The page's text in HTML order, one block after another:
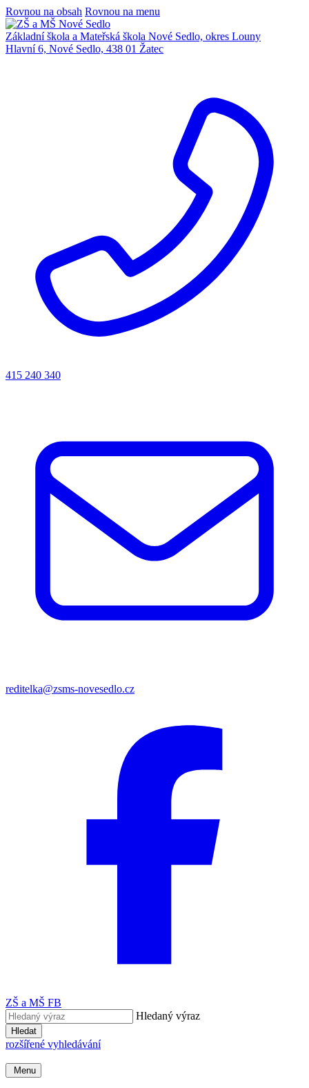
Rovnou na obsah Rovnou na menu
Základní škola a Mateřská škola Nové Sedlo, okres Louny
Hlavní 6, Nové Sedlo, 438 01 Žatec
415 240 340
reditelka@zsms-novesedlo.cz
ZŠ a MŠ FB
Hledaný výraz
Hledat
rozšířené vyhledávání
Menu